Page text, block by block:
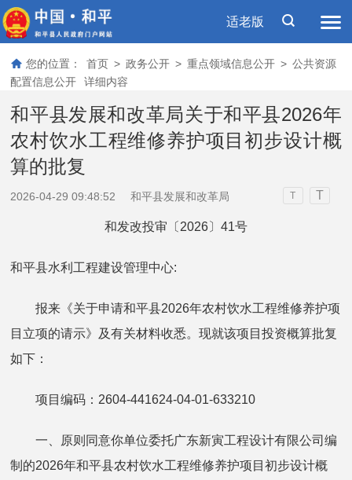
适老版
您的位置： 首页 > 政务公开 > 重点领域信息公开 > 公共资源
配置信息公开
详细内容
和平县发展和改革局关于和平县2026年
农村饮水工程维修养护项目初步设计概
算的批复
2026-04-29 09:48:52 和平县发展和改革局 T T
和发改投审〔2026〕41号
和平县水利工程建设管理中心:
报来《关于申请和平县2026年农村饮水工程维修养护项
目立项的请示》及有关材料收悉。现就该项目投资概算批复
如下：
项目编码：2604-441624-04-01-633210
一、原则同意你单位委托广东新寅工程设计有限公司编
制的2026年和平县农村饮水工程维修养护项目初步设计概